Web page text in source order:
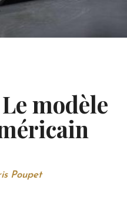
modèle
Poupet